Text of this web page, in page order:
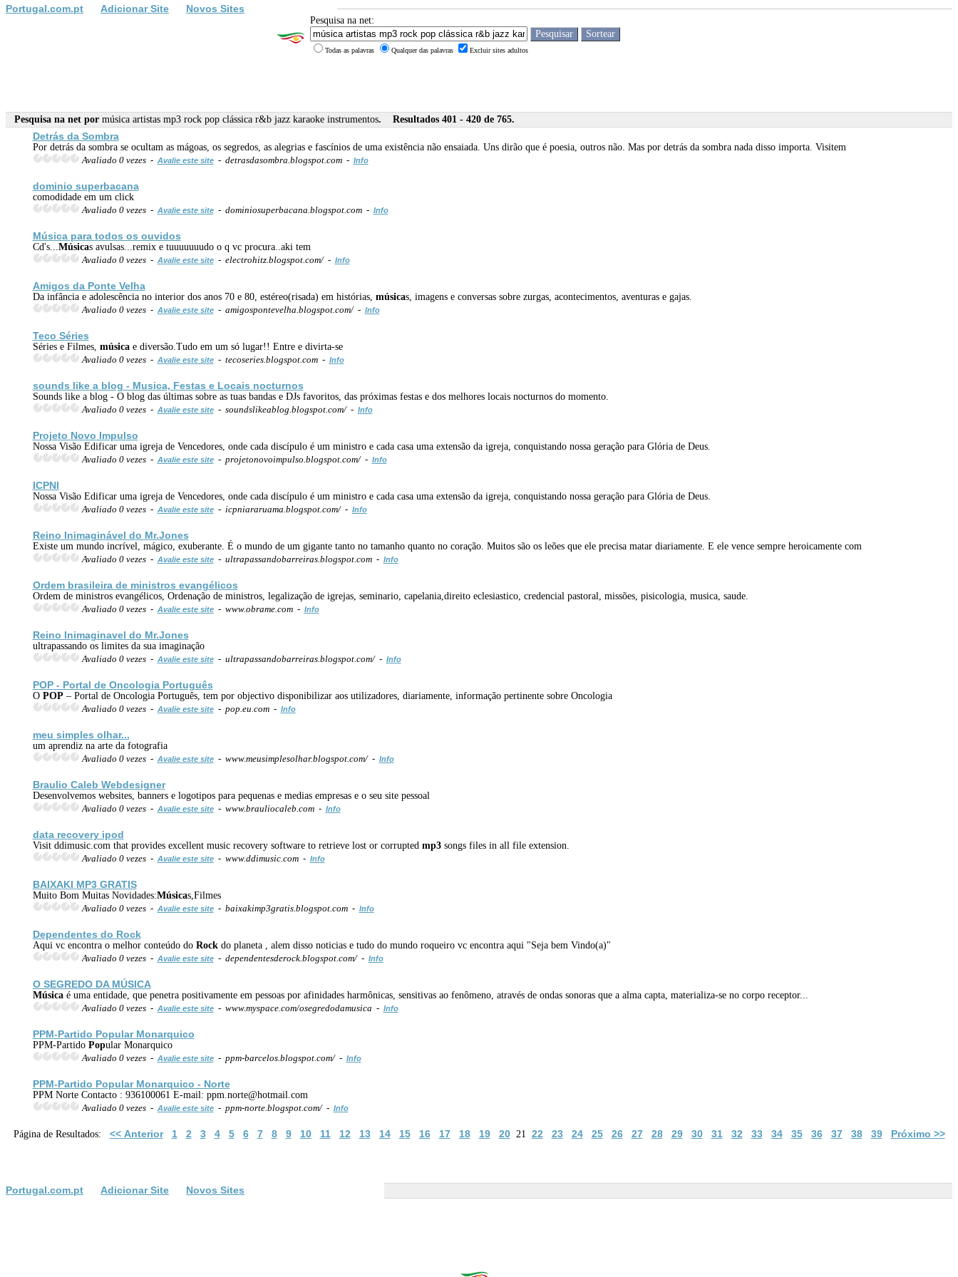
Portugal.com.pt Adicionar Site Novos Sites
Pesquisa na net:
Todas as palavras Qualquer das palavras Excluir sites adultos
Pesquisa na net por música artistas mp3 rock pop clássica r&b jazz karaoke instrumentos. Resultados 401 - 420 de 765.
Detrás da Sombra
Por detrás da sombra se ocultam as mágoas, os segredos, as alegrias e fascínios de uma existência não ensaiada. Uns dirão que é poesia, outros não. Mas por detrás da sombra nada disso importa. Visitem
Avaliado 0 vezes - Avalie este site- detrasdasombra.blogspot.com - Info
dominio superbacana
comodidade em um click
Avaliado 0 vezes - Avalie este site- dominiosuperbacana.blogspot.com - Info
Músicapara todos os ouvidos
Cd's... Músicas avulsas...remix e tuuuuuuudo o q vc procura..aki tem
Avaliado 0 vezes - Avalie este site- electrohitz.blogspot.com/ - Info
Amigos da Ponte Velha
Da infância e adolescência no interior dos anos 70 e 80, estéreo(risada) em histórias, músicas, imagens e conversas sobre zurgas, acontecimentos, aventuras e gajas.
Avaliado 0 vezes - Avalie este site- amigospontevelha.blogspot.com/ - Info
Teco Séries
Séries e Filmes, músicae diversão.Tudo em um só lugar!! Entre e divirta-se
Avaliado 0 vezes - Avalie este site- tecoseries.blogspot.com - Info
sounds like a blog - Musica, Festas e Locais nocturnos
Sounds like a blog - O blog das últimas sobre as tuas bandas e DJs favoritos, das próximas festas e dos melhores locais nocturnos do momento.
Avaliado 0 vezes - Avalie este site- soundslikeablog.blogspot.com/ - Info
Projeto Novo Impulso
Nossa Visão Edificar uma igreja de Vencedores, onde cada discípulo é um ministro e cada casa uma extensão da igreja, conquistando nossa geração para Glória de Deus.
Avaliado 0 vezes - Avalie este site- projetonovoimpulso.blogspot.com/ - Info
ICPNI
Nossa Visão Edificar uma igreja de Vencedores, onde cada discípulo é um ministro e cada casa uma extensão da igreja, conquistando nossa geração para Glória de Deus.
Avaliado 0 vezes - Avalie este site- icpniararuama.blogspot.com/ - Info
Reino Inimaginável do Mr.Jones
Existe um mundo incrível, mágico, exuberante. É o mundo de um gigante tanto no tamanho quanto no coração. Muitos são os leões que ele precisa matar diariamente. E ele vence sempre heroicamente com
Avaliado 0 vezes - Avalie este site- ultrapassandobarreiras.blogspot.com - Info
Ordem brasileira de ministros evangélicos
Ordem de ministros evangélicos, Ordenação de ministros, legalização de igrejas, seminario, capelania,direito eclesiastico, credencial pastoral, missões, pisicologia, musica, saude.
Avaliado 0 vezes - Avalie este site- www.obrame.com - Info
Reino Inimaginavel do Mr.Jones
ultrapassando os limites da sua imaginação
Avaliado 0 vezes - Avalie este site- ultrapassandobarreiras.blogspot.com/ - Info
POP- Portal de Oncologia Português
O POP – Portal de Oncologia Português, tem por objectivo disponibilizar aos utilizadores, diariamente, informação pertinente sobre Oncologia
Avaliado 0 vezes - Avalie este site- pop.eu.com - Info
meu simples olhar...
um aprendiz na arte da fotografia
Avaliado 0 vezes - Avalie este site- www.meusimplesolhar.blogspot.com/ - Info
Braulio Caleb Webdesigner
Desenvolvemos websites, banners e logotipos para pequenas e medias empresas e o seu site pessoal
Avaliado 0 vezes - Avalie este site- www.brauliocaleb.com - Info
data recovery ipod
Visit ddimusic.com that provides excellent music recovery software to retrieve lost or corrupted mp3songs files in all file extension.
Avaliado 0 vezes - Avalie este site- www.ddimusic.com - Info
BAIXAKI MP3GRATIS
Muito Bom Muitas Novidades:Músicas,Filmes
Avaliado 0 vezes - Avalie este site- baixakimp3gratis.blogspot.com - Info
Dependentes do Rock
Aqui vc encontra o melhor conteúdo do Rockdo planeta , alem disso noticias e tudo do mundo roqueiro vc encontra aqui "Seja bem Vindo(a)"
Avaliado 0 vezes - Avalie este site- dependentesderock.blogspot.com/ - Info
O SEGREDO DA MÚSICA
Músicaé uma entidade, que penetra positivamente em pessoas por afinidades harmônicas, sensitivas ao fenômeno, através de ondas sonoras que a alma capta, materializa-se no corpo receptor...
Avaliado 0 vezes - Avalie este site- www.myspace.com/osegredodamusica - Info
PPM-Partido Popular Monarquico
PPM-Partido Popular Monarquico
Avaliado 0 vezes - Avalie este site- ppm-barcelos.blogspot.com/ - Info
PPM-Partido Popular Monarquico - Norte
PPM Norte Contacto : 936100061 E-mail: ppm.norte@hotmail.com
Avaliado 0 vezes - Avalie este site- ppm-norte.blogspot.com/ - Info
Página de Resultados: << Anterior 1 2 3 4 5 6 7 8 9 10 11 12 13 14 15 16 17 18 19 2021 22 23 24 25 26 27 28 29 30 31 32 33 34 35 36 37 38 39 Próximo >>
Portugal.com.pt Adicionar Site Novos Sites